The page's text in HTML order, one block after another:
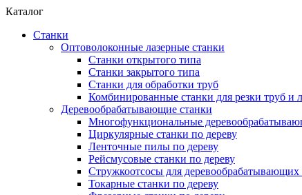
Каталог
Станки
Оптоволоконные лазерные станки
Станки открытого типа
Станки закрытого типа
Станки для обработки труб
Комбинированные станки для резки труб и
Деревообрабатывающие станки
Многофункциональные
Циркулярные станки по дереву
Ленточные пилы по дереву
Рейсмусовые станки по дереву
Стружкоотсосы для деревообрабатывающих
Токарные станки по дереву